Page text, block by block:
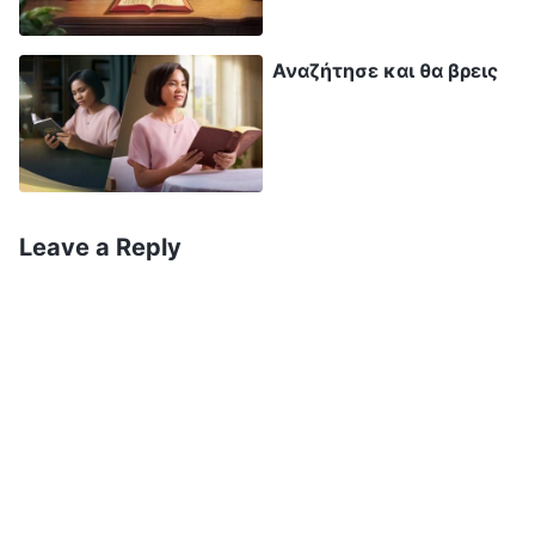
για την οικογένειά μας μέσα στα χρόνια.
Πόνεσα πολύ όταν τα αναλογίστηκα, αλλά
μόνο για την πίστη της στον Θεό την
κατσάδιασα. Ήξερα πως δεν έπρεπε να το
κάνω, αλλά θεωρούσα πως ήταν για το καλό
της οικογένειάς μας. Γιατί δεν με καταλάβαινε;
Αναζήτησε και θα βρεις
Leave a Reply